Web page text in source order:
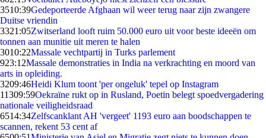
3510:39Gedeporteerde Afghaan wil weer terug naar zijn zwangere
Duitse vriendin
3321:05Zwitserland looft ruim 50.000 euro uit voor beste ideeën om
tonnen aan munitie uit meren te halen
3010:22Massale vechtpartij in Turks parlement
923:12Massale demonstraties in India na verkrachting en moord van
arts in opleiding.
3209:46Heidi Klum toont 'per ongeluk' tepel op Instagram
11309:59Oekraïne rukt op in Rusland, Poetin belegt spoedvergadering
nationale veiligheidsraad
6514:34Zelfscanklant AH 'vergeet' 1193 euro aan boodschappen te
scannen, rekent 53 cent af